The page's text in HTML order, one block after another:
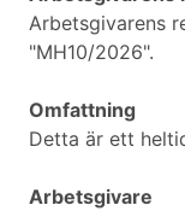
Arbetsgivarens
"MH10/2026".
Omfattning
Detta är ett
Arbetsgivare